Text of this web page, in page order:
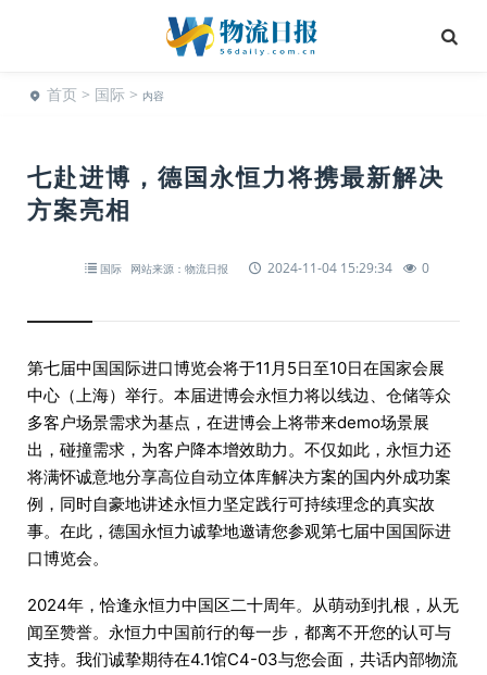
首页 > 国际 > 内容
七赴进博，德国永恒力将携最新解决
方案亮相
国际 网站来源：物流日报 2024-11-04 15:29:34 0
第七届中国国际进口博览会将于11月5日至10日在国家会展
中心（上海）举行。本届进博会永恒力将以线边、仓储等众
多客户场景需求为基点，在进博会上将带来demo场景展
出，碰撞需求，为客户降本增效助力。不仅如此，永恒力还
将满怀诚意地分享高位自动立体库解决方案的国内外成功案
例，同时自豪地讲述永恒力坚定践行可持续理念的真实故
事。在此，德国永恒力诚挚地邀请您参观第七届中国国际进
口博览会。
2024年，恰逢永恒力中国区二十周年。从萌动到扎根，从无
闻至赞誉。永恒力中国前行的每一步，都离不开您的认可与
支持。我们诚挚期待在4.1馆C4-03与您会面，共话内部物流